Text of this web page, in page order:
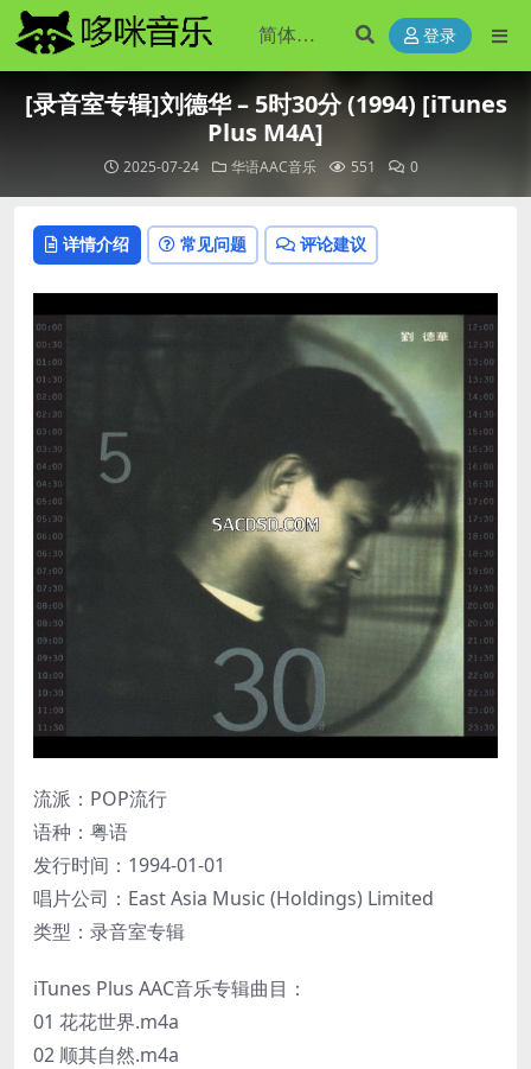
登录
[录音室专辑]刘德华 – 5时30分 (1994) [iTunes
Plus M4A]
2025-07-24 华语AAC音乐 551 0
详情介绍 常见问题 评论建议
流派：POP流行
语种：粤语
发行时间：1994-01-01
唱片公司：East Asia Music (Holdings) Limited
类型：录音室专辑
iTunes Plus AAC音乐专辑曲目：
01 花花世界.m4a
02 顺其自然.m4a